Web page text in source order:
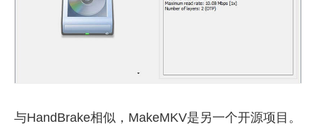
与HandBrake相似，MakeMKV是另一个开源项目。